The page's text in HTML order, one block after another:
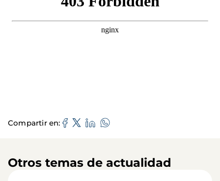
Compartir en
Otros temas de actualidad